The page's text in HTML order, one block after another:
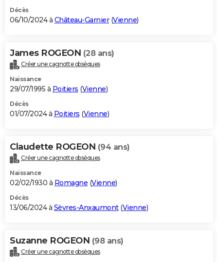
Décès
06/10/2024 à Château-Garnier(Vienne)
James ROGEON (28 ans)
Créer une cagnotte obsèques
Naissance
29/07/1995 à Poitiers (Vienne)
Décès
01/07/2024 à Poitiers (Vienne)
Claudette ROGEON (94 ans)
Créer une cagnotte obsèques
Naissance
02/02/1930 à Romagne (Vienne)
Décès
13/06/2024 à Sèvres-Anxaumont(Vienne)
Suzanne ROGEON (98 ans)
Créer une cagnotte obsèques